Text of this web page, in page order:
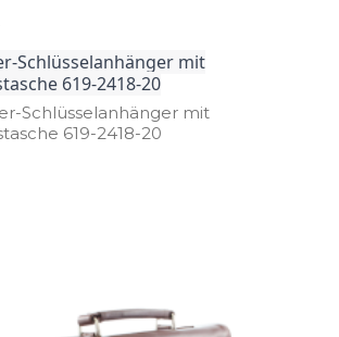
Schlüsselanhänger mit
619-2418-20
Schlüsselanhänger mit
619­-2418­-20